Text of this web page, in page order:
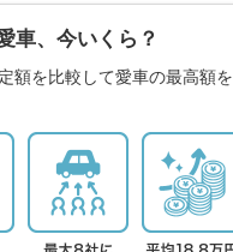
車、今いくら？
額を比較して愛車の最高額を